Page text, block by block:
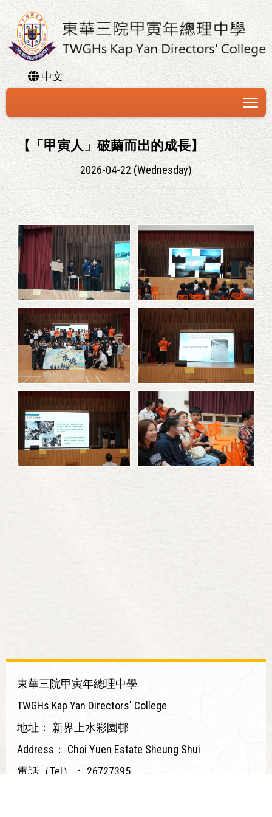
中文
【「甲寅人」破繭而出的成長】
2026-04-22 (Wednesday)
東華三院甲寅年總理中學
TWGHs Kap Yan Directors' College
地址：
新界上水彩園邨
Address：
Choi Yuen Estate Sheung Shui
電話（Tel）：
26727395